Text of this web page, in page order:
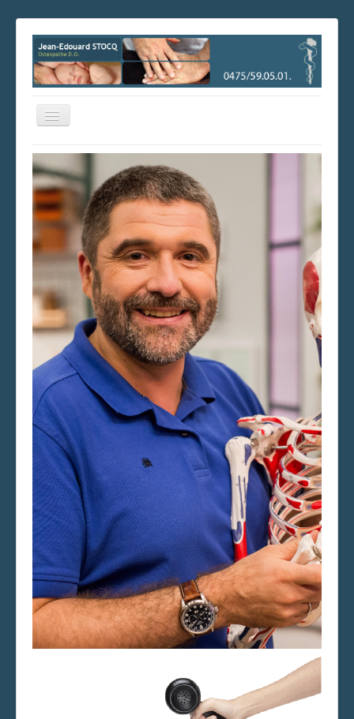
Basculer
la
Consultez les disponibilités et prenez facilement rendez-vous
en ligne !
Prendre rendez-vous
Accueil
Les cabinets
Les horaires